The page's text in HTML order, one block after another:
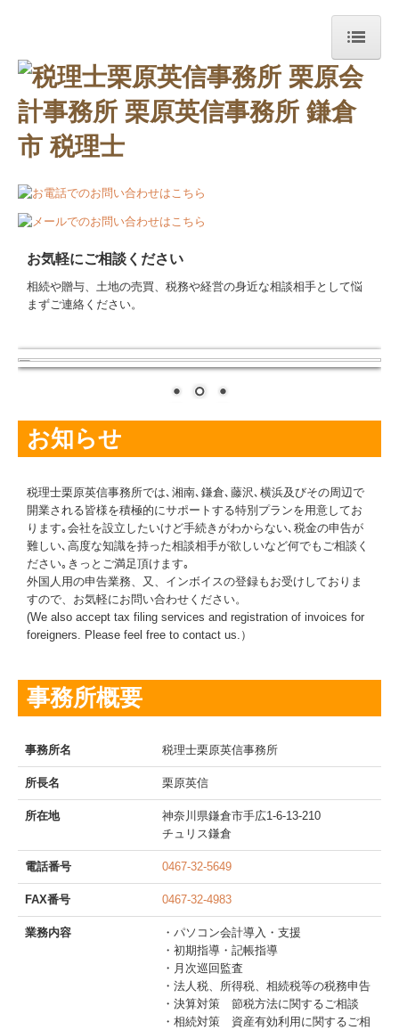
ホーム
事務所紹介
交通案内
経営理念
業務案内
円満な相続・事業承継を支援
お問合せ
経営改善オンデマンド講座
関与先向け融資商品ご紹介
補助金・助成金・融資情報
リンク集
求人情報
お気軽にご相談ください
相続や贈与、土地の売買、税務や経営の身近な相談相手として悩
まずご連絡ください。
お知らせ
税理士栗原英信事務所では､湘南､鎌倉､藤沢､横浜及びその周辺で
開業される皆様を積極的にサポートする特別プランを用意してお
ります｡会社を設立したいけど手続きがわからない､税金の申告が
難しい､高度な知識を持った相談相手が欲しいなど何でもご相談く
ださい｡きっとご満足頂けます｡
外国人用の申告業務、又、インボイスの登録もお受けしておりま
すので、お気軽にお問い合わせください。
(We also accept tax filing services and registration of invoices for
foreigners. Please feel free to contact us.）
事務所概要
事務所名 税理士栗原英信事務所
所長名 栗原英信
所在地
神奈川県鎌倉市手広1-6-13-210
チュリス鎌倉
電話番号 0467-32-5649
FAX番号 0467-32-4983
業務内容
・パソコン会計導入・支援
・初期指導・記帳指導
・月次巡回監査
・法人税、所得税、相続税等の税務申告
・決算対策 節税方法に関するご相談
・相続対策 資産有効利用に関するご相